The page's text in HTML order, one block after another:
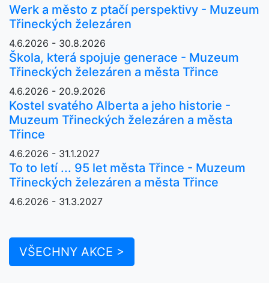
Werk a město z ptačí perspektivy - Muzeum
Třineckých železáren
4.6.2026 - 30.8.2026
Škola, která spojuje generace - Muzeum
Třineckých železáren a města Třince
4.6.2026 - 20.9.2026
Kostel svatého Alberta a jeho historie -
Muzeum Třineckých železáren a města
Třince
4.6.2026 - 31.1.2027
To to letí ... 95 let města Třince - Muzeum
Třineckých železáren a města Třince
4.6.2026 - 31.3.2027
VŠECHNY AKCE >